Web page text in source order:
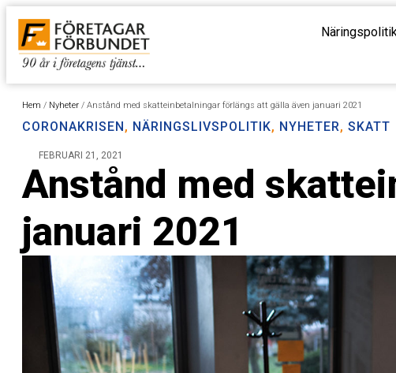
Hem / Nyheter / Anstånd med skatteinbetalningar förlängs att gälla även januari 2021
CORONAKRISEN, NÄRINGSLIVSPOLITIK, NYHETER, SKATT
FEBRUARI 21, 2021
Anstånd med
januari 2021